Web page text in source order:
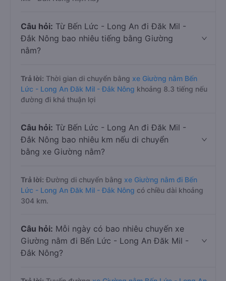
Câu hỏi: Từ Bến Lức - Long An đi Đăk Mil -
Đắk Nông bao nhiêu tiếng bằng Giường
nằm?
Trả lời: Thời gian di chuyển bằng xe Giường nằm Bến
Lức - Long An Đăk Mil - Đắk Nông khoảng 8.3 tiếng nếu
đường đi khá thuận lợi
Câu hỏi: Từ Bến Lức - Long An đi Đăk Mil -
Đắk Nông bao nhiêu km nếu di chuyển
bằng xe Giường nằm?
Trả lời: Đường di chuyển bằng xe Giường nằm đi Bến
Lức - Long An Đăk Mil - Đắk Nông có chiều dài khoảng
304 km.
Câu hỏi: Mỗi ngày có bao nhiêu chuyến xe
Giường nằm đi Bến Lức - Long An Đăk Mil -
Đắk Nông?